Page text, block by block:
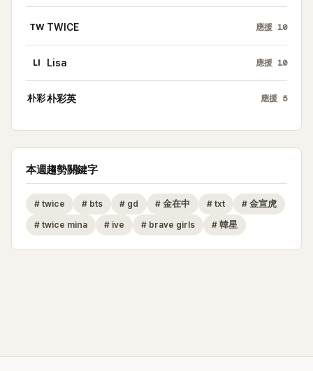
TW TWICE 應援 10
LI Lisa 應援 10
朴彩朴彩英 應援 5
本週趨勢關鍵字
# twice # bts # gd # 金在中 # txt # 金宣虎
# twice mina # ive # brave girls # 韓星